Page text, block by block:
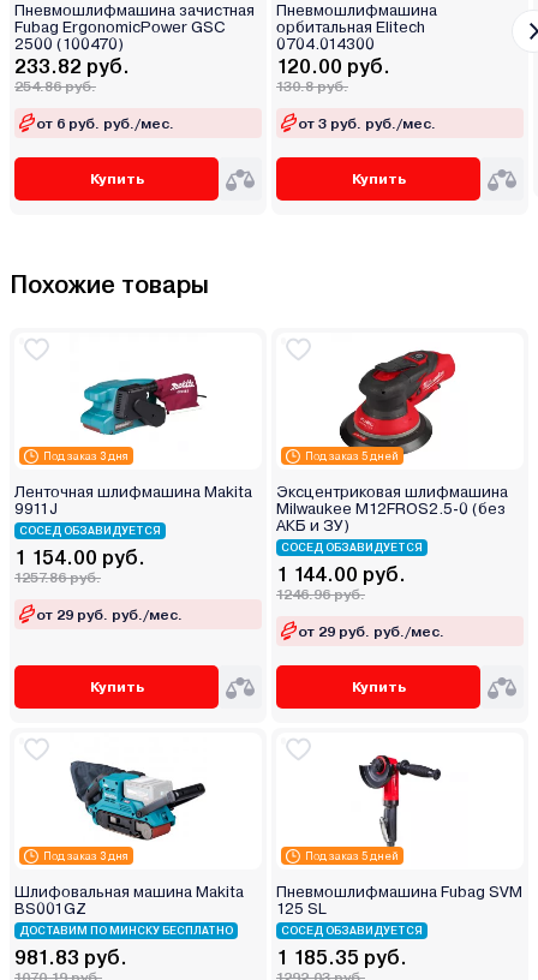
Пневмошлифмашина зачистная
Fubag ErgonomicPower GSC
2500 (100470)
233.82 руб.
254.86 руб.
от 6 руб. руб./мес.
Купить
Пневмошлифмашина
орбитальная Elitech
0704.014300
120.00 руб.
130.8 руб.
от 3 руб. руб./мес.
Купить
Похожие товары
Под заказ 3 дня
Ленточная шлифмашина Makita
9911J
СОСЕД ОБЗАВИДУЕТСЯ
1 154.00 руб.
1257.86 руб.
от 29 руб. руб./мес.
Купить
Под заказ 5 дней
Эксцентриковая шлифмашина
Milwaukee M12FROS2.5-0 (без
АКБ и ЗУ)
СОСЕД ОБЗАВИДУЕТСЯ
1 144.00 руб.
1246.96 руб.
от 29 руб. руб./мес.
Купить
Под заказ 3 дня
Шлифовальная машина Makita
BS001GZ
ДОСТАВИМ ПО МИНСКУ БЕСПЛАТНО
981.83 руб.
Под заказ 5 дней
Пневмошлифмашина Fubag SVМ
125 SL
СОСЕД ОБЗАВИДУЕТСЯ
1 185.35 руб.